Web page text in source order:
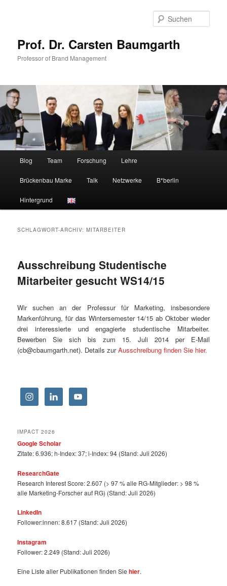
Prof. Dr. Carsten Baumgarth
Professor of Brand Management
Blog Team Forschung Lehre
Brückenbau Marke Talk Netzwerke B*berlin
Hintergrund
SCHLAGWORT-ARCHIV:MITARBEITER
Ausschreibung Studentische
Mitarbeiter gesucht WS14/15
Wir suchen an der Professur für Marketing, insbesondere
Markenführung, für das Wintersemester 14/15 ab Oktober wieder
drei interessierte und engagierte studentische Mitarbeiter.
Bewerben Sie sich bis zum 15. Juli 2014 per E-Mail
(cb@cbaumgarth.net). Details zurAusschreibung finden Sie hier.
IMPACT 2026
Google Scholar
Zitate: 6.936; h-Index: 37; i-Index: 94 (Stand: Juli 2026)
ResearchGate
Research Interest Score: 2.607 (> 97 % alle RG-Mitglieder: > 98 %
alle Marketing-Forscher auf RG) (Stand: Juli 2026)
LinkedIn
Follower:innen: 8.617 (Stand: Juli 2026)
Instagram
Follower: 2.249 (Stand: Juli 2026)
Eine Liste aller Publikationen finden Siehier.